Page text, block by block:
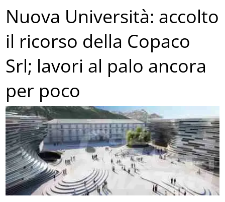
Nuova Università: accolto
il ricorso della Copaco
Srl; lavori al palo ancora
per poco